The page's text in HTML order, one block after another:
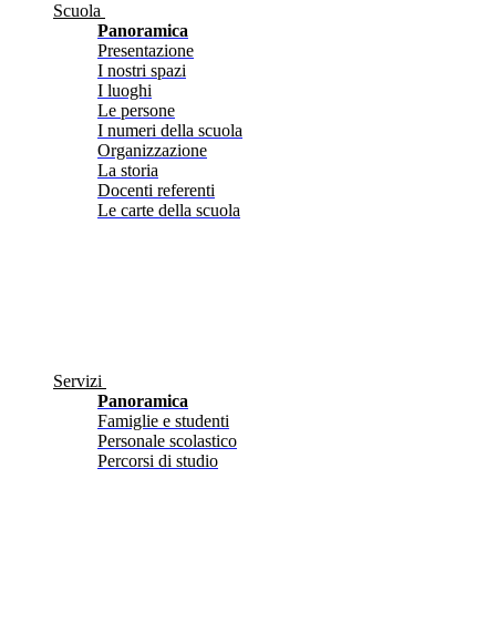
Scuola
Panoramica
Presentazione
I nostri spazi
I luoghi
Le persone
I numeri della scuola
Organizzazione
La storia
Docenti referenti
Le carte della scuola
Servizi
Panoramica
Famiglie e studenti
Personale scolastico
Percorsi di studio